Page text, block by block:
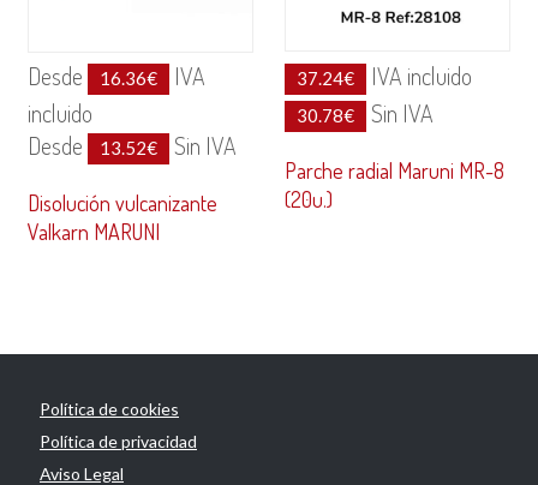
Desde 16.36€
IVA
incluido
Desde
13.52€ Sin IVA
Disolución vulcanizante
Valkarn MARUNI
37.24€ IVA incluido
30.78€ Sin IVA
Parche radial Maruni MR-8
(20u.)
Política de cookies
Política de privacidad
Aviso Legal